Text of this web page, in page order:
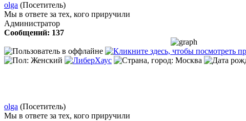
olga (Посетитель)
Мы в ответе за тех, кого приручили
Администратор
Сообщений: 137
olga (Посетитель)
Мы в ответе за тех, кого приручили